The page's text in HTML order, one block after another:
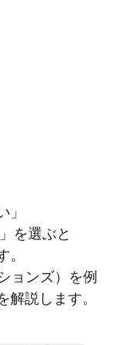
」
を選ぶと
ョンズ）を例
説します。